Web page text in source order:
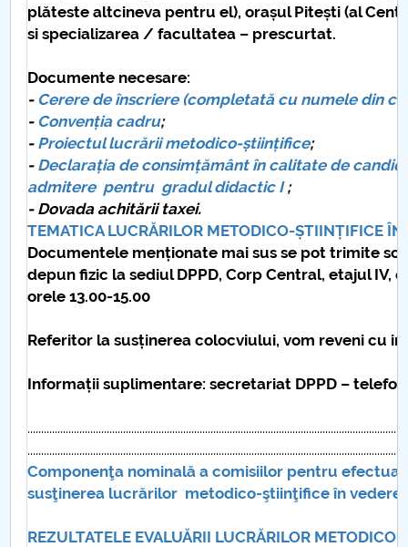
plăteste altcineva pentru el), orașul Pitești (al
si specializarea / facultatea – prescurtat.
Documente necesare:
- Cerere de înscriere (completată cu numele din
- Convenția cadru;
- Proiectul lucrării metodico-științifice;
- Declarația de consimțământ în calitate de
admitere pentru gradul didactic I;
- Dovada achitării taxei.
TEMATICA LUCRĂRILOR METODICO-ȘTIINȚIFICE
Documentele menționate mai sus se pot trimite
depun fizic la sediul DPPD, Corp Central, etajul IV,
orele 13.00-15.00
Referitor la susținerea colocviului, vom reveni cu
Informații suplimentare: secretariat DPPD – telefon
Componenţa nominală a comisiilor pentru
susţinerea lucrărilor metodico-ştiinţifice în
REZULTATELE EVALUĂRII LUCRĂRILOR